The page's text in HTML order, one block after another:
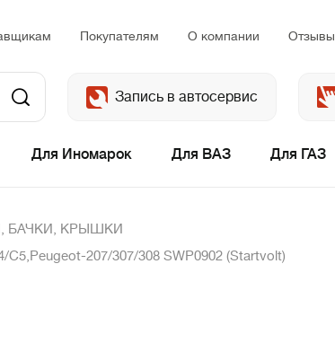
Покупателям О компании Отзывы
Запись в автосервис
Для Иномарок Для ВАЗ Для ГАЗ
БАЧКИ, КРЫШКИ
207/307/308 SWP0902 (Startvolt)